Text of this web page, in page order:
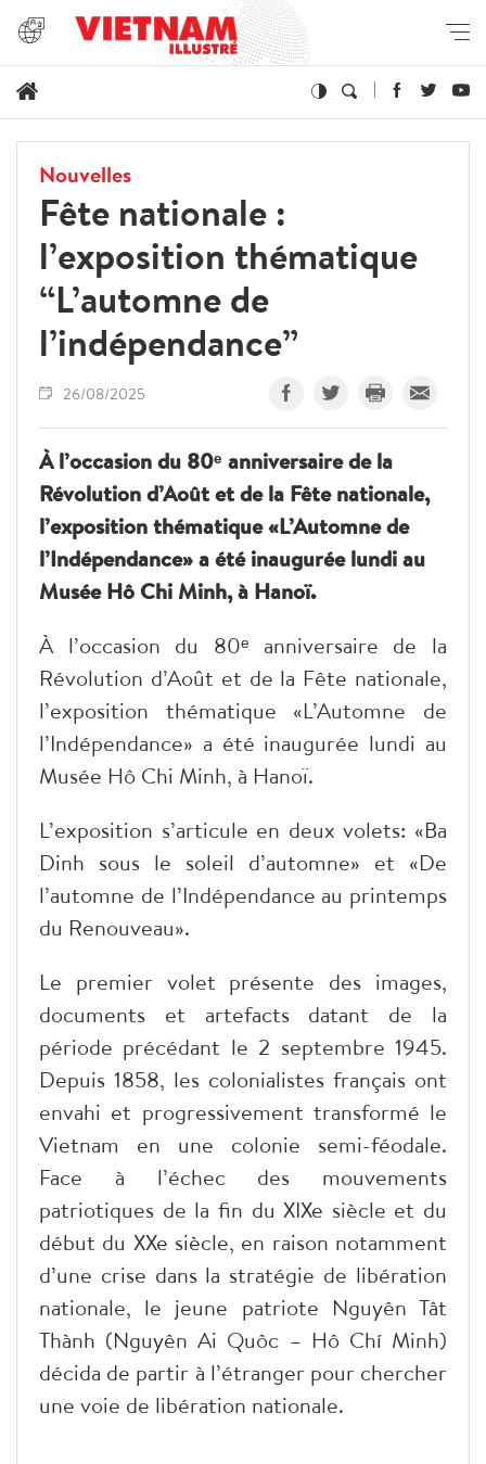
Nouvelles
Fête nationale :
l’exposition thématique
“L’automne de
l’indépendance”
26/08/2025
À l’occasion du 80ᵉ anniversaire de la
Révolution d’Août et de la Fête nationale,
l’exposition thématique «L’Automne de
l’Indépendance» a été inaugurée lundi au
Musée Hô Chi Minh, à Hanoï.
À l’occasion du 80ᵉ anniversaire de la
Révolution d’Août et de la Fête nationale,
l’exposition thématique «L’Automne de
l’Indépendance» a été inaugurée lundi au
Musée Hô Chi Minh, à Hanoï.
L’exposition s’articule en deux volets: «Ba
Dinh sous le soleil d’automne» et «De
l’automne de l’Indépendance au printemps
du Renouveau».
Le premier volet présente des images,
documents et artefacts datant de la
période précédant le 2 septembre 1945.
Depuis 1858, les colonialistes français ont
envahi et progressivement transformé le
Vietnam en une colonie semi-féodale.
Face à l’échec des mouvements
patriotiques de la fin du XIXe siècle et du
début du XXe siècle, en raison notamment
d’une crise dans la stratégie de libération
nationale, le jeune patriote Nguyên Tât
Thành (Nguyên Ai Quôc – Hô Chí Minh)
décida de partir à l’étranger pour chercher
une voie de libération nationale.